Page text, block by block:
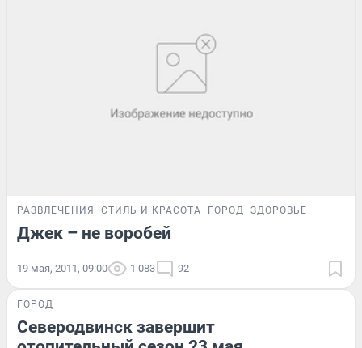
РАЗВЛЕЧЕНИЯ СТИЛЬ И КРАСОТА ГОРОД ЗДОРОВЬЕ
Джек – не воробей
19 мая, 2011, 09:00 1 083 92
ГОРОД
Северодвинск завершит